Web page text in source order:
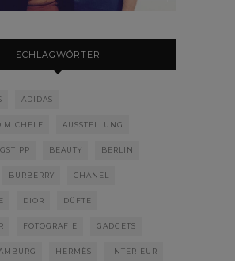
SCHLAGWÖRTER
ADIDAS
MICHELE AUSSTELLUNG
BEAUTY BERLIN
BURBERRY CHANEL
DIOR DÜFTE
FOTOGRAFIE GADGETS
HERMÈS INTERIEUR